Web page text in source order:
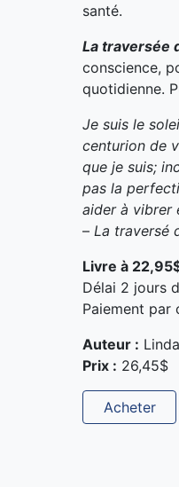
santé.
La traversée
conscience,
quotidienne.
Je suis le
centurion de
que je suis;
pas la
aider à vibrer
– La traversé
Livre à
Délai 2 jours
Paiement par
Auteur :
Prix : 26,45$
Acheter